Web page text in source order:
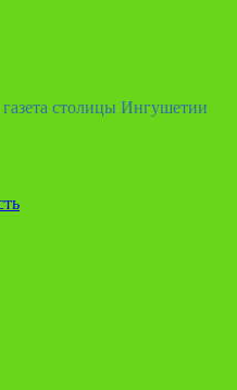
столицы Ингушетии